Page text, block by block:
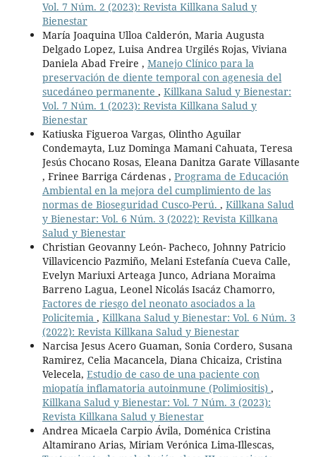
Vol. 7 Núm. 2 (2023): Revista Killkana Salud y
Bienestar
María Joaquina Ulloa Calderón, Maria Augusta
Delgado Lopez, Luisa Andrea Urgilés Rojas, Viviana
Daniela Abad Freire , Manejo Clínico para la
preservación de diente temporal con agenesia del
sucedáneo permanente , Killkana Salud y Bienestar:
Vol. 7 Núm. 1 (2023): Revista Killkana Salud y
Bienestar
Katiuska Figueroa Vargas, Olintho Aguilar
Condemayta, Luz Dominga Mamani Cahuata, Teresa
Jesús Chocano Rosas, Eleana Danitza Garate Villasante
, Frinee Barriga Cárdenas , Programa de Educación
Ambiental en la mejora del cumplimiento de las
normas de Bioseguridad Cusco-Perú. , Killkana Salud
y Bienestar: Vol. 6 Núm. 3 (2022): Revista Killkana
Salud y Bienestar
Christian Geovanny León- Pacheco, Johnny Patricio
Villavicencio Pazmiño, Melani Estefanía Cueva Calle,
Evelyn Mariuxi Arteaga Junco, Adriana Moraima
Barreno Lagua, Leonel Nicolás Isacáz Chamorro,
Factores de riesgo del neonato asociados a la
Policitemia , Killkana Salud y Bienestar: Vol. 6 Núm. 3
(2022): Revista Killkana Salud y Bienestar
Narcisa Jesus Acero Guaman, Sonia Cordero, Susana
Ramirez, Celia Macancela, Diana Chicaiza, Cristina
Velecela, Estudio de caso de una paciente con
miopatía inflamatoria autoinmune (Polimiositis) ,
Killkana Salud y Bienestar: Vol. 7 Núm. 3 (2023):
Revista Killkana Salud y Bienestar
Andrea Micaela Carpio Ávila, Doménica Cristina
Altamirano Arias, Miriam Verónica Lima-Illescas,